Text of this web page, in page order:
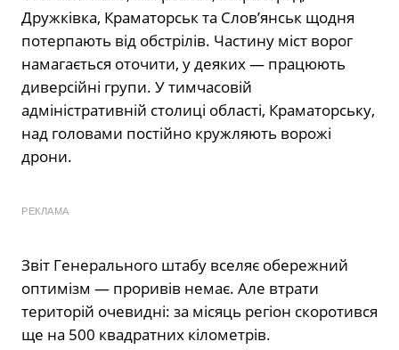
Дружківка, Краматорськ та Слов’янськ щодня
потерпають від обстрілів. Частину міст ворог
намагається оточити, у деяких — працюють
диверсійні групи. У тимчасовій
адміністративній столиці області, Краматорську,
над головами постійно кружляють ворожі
дрони.
РЕКЛАМА
Звіт Генерального штабу вселяє обережний
оптимізм — проривів немає. Але втрати
територій очевидні: за місяць регіон скоротився
ще на 500 квадратних кілометрів.